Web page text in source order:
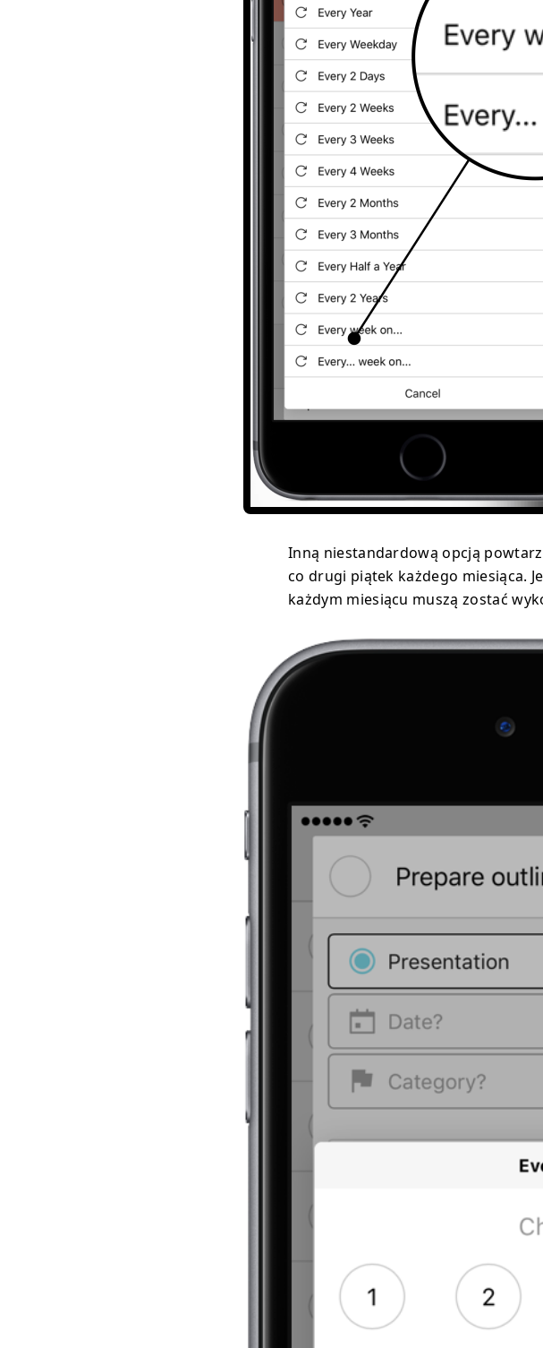
Inną niestandardową opcją
co drugi piątek każdego miesiąca.
każdym miesiącu muszą zostać